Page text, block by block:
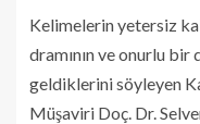
Kelimelerin yetersiz
dramının ve onurlu
geldiklerini söyleyen
Müşaviri Doç. Dr.